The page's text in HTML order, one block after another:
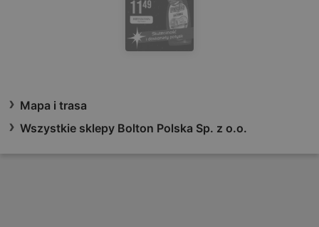
Mapa i trasa
Wszystkie sklepy Bolton Polska Sp. z o.o.